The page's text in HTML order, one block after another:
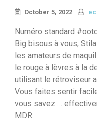
October 5, 2022
Numéro standard
Big bisous à vous,
les amateurs de
le rouge à lèvres à la
utilisant le rétroviseur
Vous faites sentir
vous savez …
MDR.